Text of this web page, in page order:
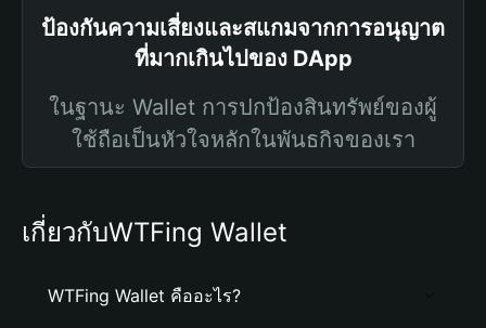
ป้องกันความเสี่ยงและสแกมจากการอนุญาต
ที่มากเกินไปของ DApp
ในฐานะ Wallet การปกป้องสินทรัพย์ของผู้
ใช้ถือเป็นหัวใจหลักในพันธกิจของเรา
เกี่ยวกับWTFing Wallet
WTFing Wallet คืออะไร?